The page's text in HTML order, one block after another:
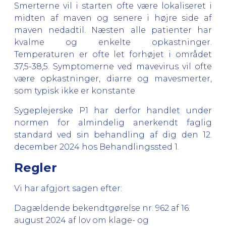
Smerterne vil i starten ofte være lokaliseret i
midten af maven og senere i højre side af
maven nedadtil. Næsten alle patienter har
kvalme og enkelte opkastninger.
Temperaturen er ofte let forhøjet i området
37,5-38,5. Symptomerne ved mavevirus vil ofte
være opkastninger, diarre og mavesmerter,
som typisk ikke er konstante
Sygeplejerske P1 har derfor handlet under
normen for almindelig anerkendt faglig
standard ved sin behandling af dig den 12.
december 2024 hos Behandlingssted 1.
Regler
Vi har afgjort sagen efter:
Dagældende bekendtgørelse nr. 962 af 16.
august 2024 af lov om klage- og